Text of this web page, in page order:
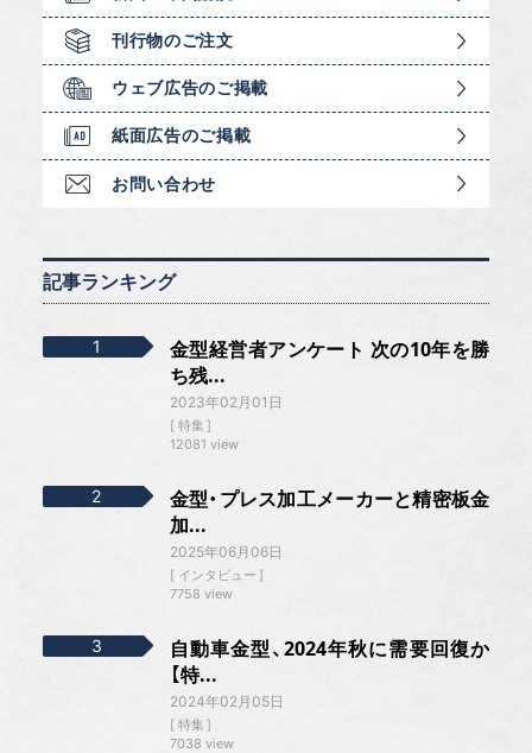
刊行物のご注文
ウェブ広告のご掲載
紙面広告のご掲載
お問い合わせ
記事ランキング
金型経営者アンケート 次の10年を勝
ち残...
2023年02月01日
特集
12081 view
金型・プレス加工メーカーと精密板金
加...
2025年06月06日
インタビュー
7758 view
自動車金型、2024年秋に需要回復か
【特...
2024年02月05日
特集
7038 view